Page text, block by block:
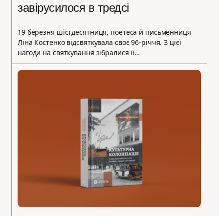
завірусилося в тредсі
19 березня шістдесятниця, поетеса й письменниця
Ліна Костенко відсвяткувала своє 96-річчя. З цієї
нагоди на святкування зібралися її…